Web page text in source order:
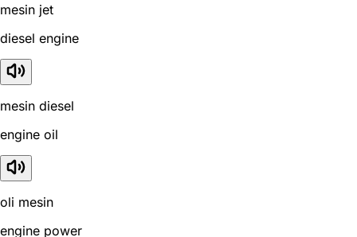
mesin jet
diesel engine
mesin diesel
engine oil
oli mesin
engine power